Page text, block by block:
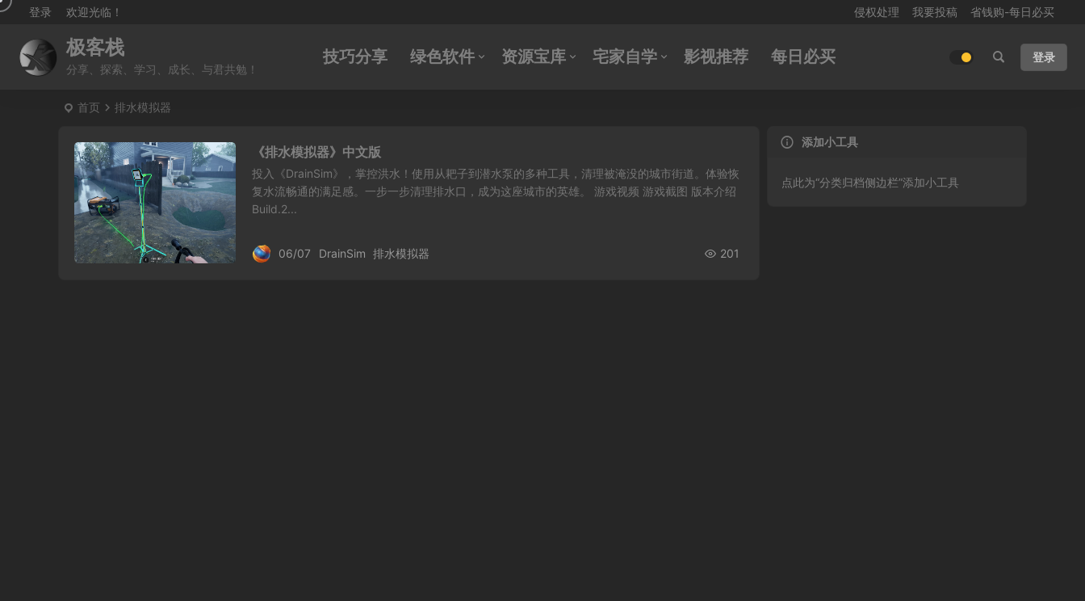
欢迎光临！
登录 侵权处理 我要投稿 省钱购-每日必买
极客栈
分享、探索、学习、成长、与君共勉！
技巧分享 绿色软件 资源宝库 宅家自学 影视推荐 每日必买 登录
首页 排水模拟器
《排水模拟器》中文版
投入《DrainSim》，掌控洪水！使用从耙子到潜水泵的多种工具，清理被淹没的城市街道。体验恢
复水流畅通的满足感。一步一步清理排水口，成为这座城市的英雄。 游戏视频 游戏截图 版本介绍
Build.2...
06/07 201
DrainSim 排水模拟器
添加小工具
点此为“分类归档侧边栏”添加小工具